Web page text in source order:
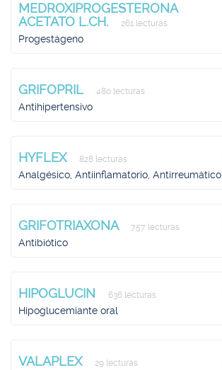
MEDROXIPROGESTERONA
ACETATO L.CH.
261 lecturas
Progestágeno
GRIFOPRIL 480 lecturas
Antihipertensivo
HYFLEX 828 lecturas
Analgésico, Antiinflamatorio, Antirreumático
GRIFOTRIAXONA 757 lecturas
Antibiótico
HIPOGLUCIN 636 lecturas
Hipoglucemiante oral
VALAPLEX 29 lecturas